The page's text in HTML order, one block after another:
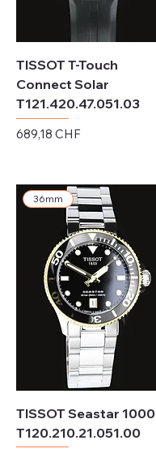
TISSOT T-Touch
Connect Solar
T121.420.47.051.03
Prix
689,18 CHF
36mm
TISSOT Seastar 1000
T120.210.21.051.00